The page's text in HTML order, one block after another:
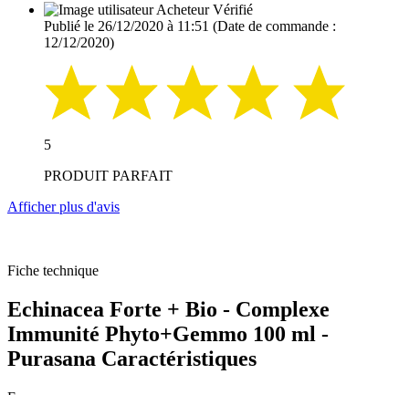
Acheteur Vérifié
Publié le 26/12/2020 à 11:51 (Date de commande :
12/12/2020)
5
PRODUIT PARFAIT
Afficher plus d'avis
Fiche technique
Echinacea Forte + Bio - Complexe
Immunité Phyto+Gemmo 100 ml -
Purasana Caractéristiques